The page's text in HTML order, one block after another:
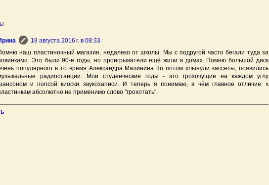
18 августа 2016 г. в 08:33
наш пластиночный магазин, недалеко от школы. Мы с подругой часто бегали туда за
Это были 90-е годы, но проигрыватели ещё жили в домах. Помню большой диск
популярного в то время Александра Малинина.Но потом хлынули кассеты, появились
радиостанции. Мои студенческие годы - это грохочущие на каждом углу
и попсой киоски звукозаписи. И теперь я понимаю, в чём главное отличие: к
абсолютно не применимо слово "грохотать".